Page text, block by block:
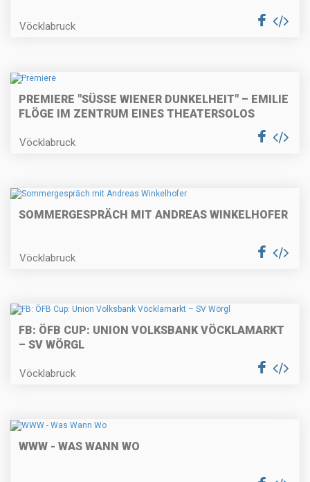
Vöcklabruck
PREMIERE "SÜSSE WIENER DUNKELHEIT" – EMILIE F
LÖGE IM ZENTRUM EINES THEATERSOLOS
Vöcklabruck
SOMMERGESPRÄCH MIT ANDREAS WINKELHOFER
Vöcklabruck
FB: ÖFB CUP: UNION VOLKSBANK VÖCKLAMARKT
– SV WÖRGL
Vöcklabruck
WWW - WAS WANN WO